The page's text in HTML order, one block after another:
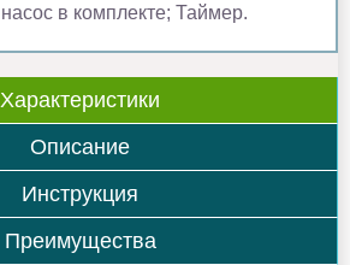
насос в комплекте; Таймер.
Характеристики
Описание
Инструкция
Преимущества